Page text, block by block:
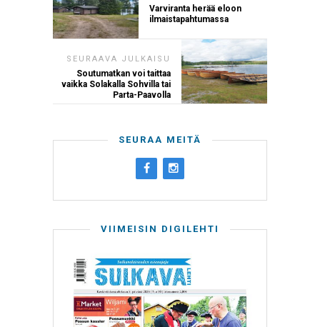
Varviranta herää eloon
ilmaistapahtumassa
SEURAAVA JULKAISU
Soutumatkan voi taittaa
vaikka Solakalla Sohvilla tai
Parta-Paavolla
SEURAA MEITÄ
VIIMEISIN DIGILEHTI